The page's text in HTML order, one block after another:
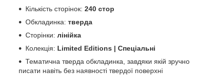
Кількість сторінок: 240 стор
Обкладинка: тверда
Сторінки: лінійка
Колекція: Limited Editions | Спеціальні
Тематична тверда обкладинка, завдяки якій зручно
писати навіть без наявності твердої поверхні